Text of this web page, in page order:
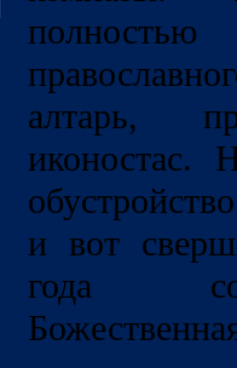
полностью
алтарь,
иконостас.
и вот
года